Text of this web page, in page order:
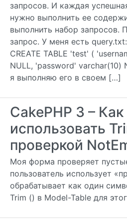
запросов. И каждая
нужно выполнить ее
выполнить набор запросов.
запрос. У меня есть
CREATE TABLE 'test' (
NULL, 'password' varchar(10)
я выполняю его в своем […]
CakePHP 3 – Как
использовать
проверкой
Моя форма проверяет
пользователь использует
обрабатывает как один
Trim () в Model-Table для